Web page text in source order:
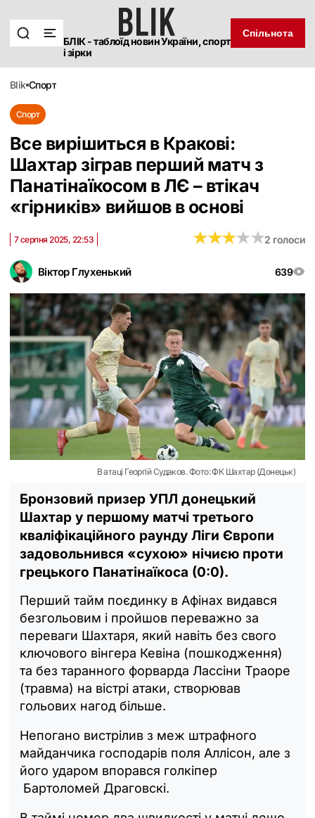
БЛІК - таблоїд новин України, спорт
і зірки
Спільнота
blik спорт
Спорт
Все вирішиться в Кракові:
Шахтар зіграв перший матч з
Панатінаїкосом в ЛЄ – втікач
«гірників» вийшов в основі
Віктор Глухенький 639
7 серпня 2025, 22:53 ★★★★★
★★★★★2 голоси
В атаці Георгій Судаков. Фото: ФК Шахтар (Донецьк)
Бронзовий призер УПЛ донецький
Шахтар у першому матчі третього
кваліфікаційного раунду Ліги Європи
задовольнився «сухою» нічиєю проти
грецького Панатінаїкоса (0:0).
Перший тайм поєдинку в Афінах видався
безгольовим і пройшов переважно за
переваги Шахтаря, який навіть без свого
ключового вінгера Кевіна (пошкодження)
та без таранного форварда Лассіни Траоре
(травма) на вістрі атаки, створював
гольових нагод більше.
Непогано вистрілив з меж штрафного
майданчика господарів поля Аллісон, але з
його ударом впорався голкіпер
Бартоломей Драговскі.